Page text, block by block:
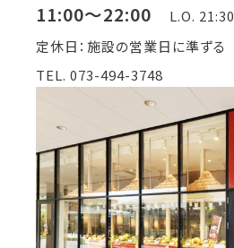
11:00～22:00
L.O. 21:30
定休日：施設の営業日に準ずる
TEL. 073-494-3748